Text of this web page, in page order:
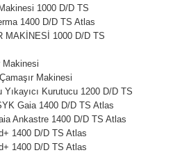
1000 D/D TS
1400 D/D TS Atlas
MAKİNESİ 1000 D/D TS
Makinesi
Makinesi
Kurutucu 1200 D/D TS
Gaia 1400 D/D TS Atlas
Ankastre 1400 D/D TS Atlas
1400 D/D TS Atlas
1400 D/D TS Atlas